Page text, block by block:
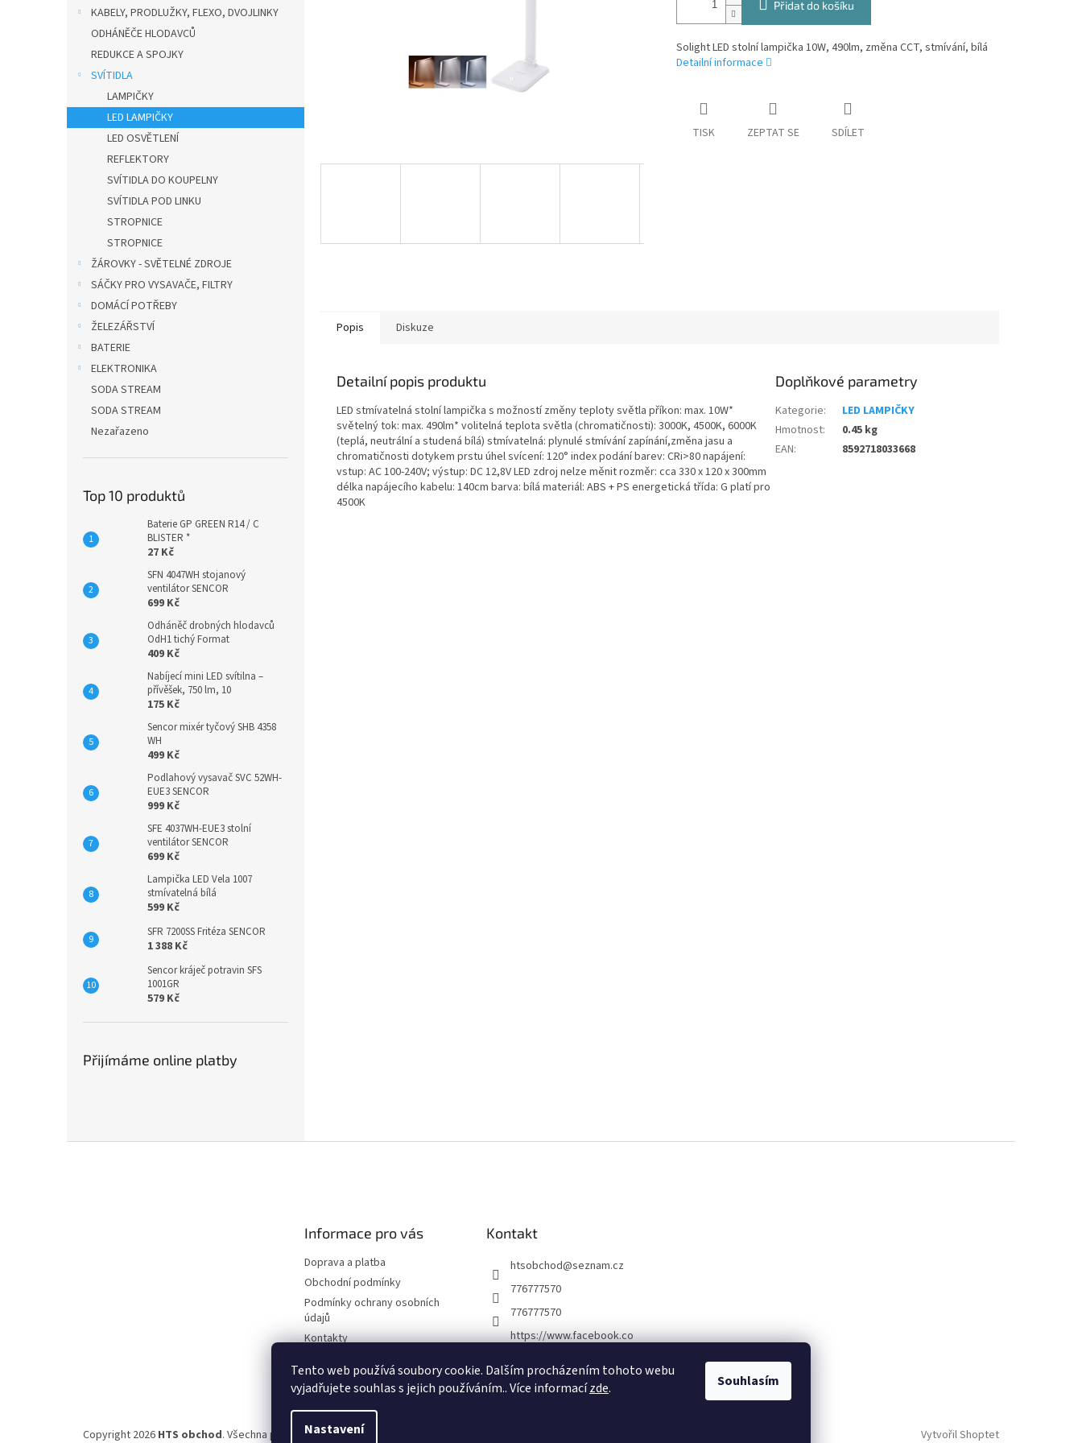
Tento web používá soubory cookie. Dalším procházením tohoto webu
vyjadřujete souhlas s jejich používáním.. Více informacízde.
Nastavení
Souhlasím
KABELY, PRODLUŽKY, FLEXO, DVOJLINKY
ODHÁNĚČE HLODAVCŮ
REDUKCE A SPOJKY
SVÍTIDLA
LAMPIČKY
LED LAMPIČKY
LED OSVĚTLENÍ
REFLEKTORY
SVÍTIDLA DO KOUPELNY
SVÍTIDLA POD LINKU
STROPNICE
STROPNICE
ŽÁROVKY - SVĚTELNÉ ZDROJE
SÁČKY PRO VYSAVAČE, FILTRY
DOMÁCÍ POTŘEBY
ŽELEZÁŘSTVÍ
BATERIE
ELEKTRONIKA
SODA STREAM
SODA STREAM
Nezařazeno
Top 10 produktů
Baterie GP GREEN R14 / C
BLISTER *
27 Kč
SFN 4047WH stojanový
ventilátor SENCOR
699 Kč
Odháněč drobných hlodavců
OdH1 tichý Format
409 Kč
Nabíjecí mini LED svítilna –
přívěšek, 750 lm, 10
175 Kč
Sencor mixér tyčový SHB 4358
WH
499 Kč
Podlahový vysavač SVC 52WH-
EUE3 SENCOR
999 Kč
SFE 4037WH-EUE3 stolní
ventilátor SENCOR
699 Kč
Lampička LED Vela 1007
stmívatelná bílá
599 Kč
SFR 7200SS Fritéza SENCOR
1 388 Kč
Sencor kráječ potravin SFS
1001GR
579 Kč
Přijímáme online platby
Přidat do košíku
Solight LED stolní lampička 10W, 490lm, změna CCT, stmívání, bílá
Detailní informace
TISK ZEPTAT SE SDÍLET
Popis Diskuze
Detailní popis produktu
LED stmívatelná stolní lampička s možností změny teploty světla příkon: max. 10W*
světelný tok: max. 490lm* volitelná teplota světla (chromatičnosti): 3000K, 4500K, 6000K
(teplá, neutrální a studená bílá) stmívatelná: plynulé stmívání zapínání,změna jasu a
chromatičnosti dotykem prstu úhel svícení: 120° index podání barev: CRi>80 napájení:
vstup: AC 100-240V; výstup: DC 12,8V LED zdroj nelze měnit rozměr: cca 330 x 120 x 300mm
délka napájecího kabelu: 140cm barva: bílá materiál: ABS + PS energetická třída: G platí pro
4500K
Doplňkové parametry
Kategorie:
LED LAMPIČKY
Hmotnost:
0.45 kg
EAN: 8592718033668
Informace pro vás
Doprava a platba
Obchodní podmínky
Podmínky ochrany osobních
údajů
Kontakty
Kontakt
htsobchod@seznam.cz
776777570
776777570
https://www.facebook.co
ck%C3%A1-22921462467
7338
Vytvořil Shoptet
Copyright 2026 HTS obchod. Všechna práva vyhrazena.